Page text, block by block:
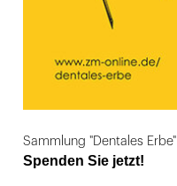
Sammlung "Dentales Erbe"
Spenden Sie jetzt!